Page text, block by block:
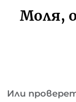
Моля,
Или